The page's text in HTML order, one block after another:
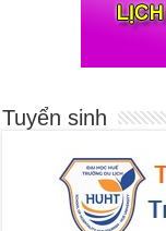
Tuyển sinh